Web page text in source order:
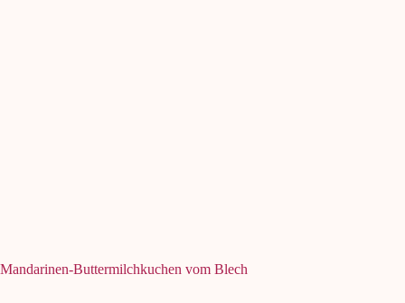
Mandarinen-Buttermilchkuchen vom Blech